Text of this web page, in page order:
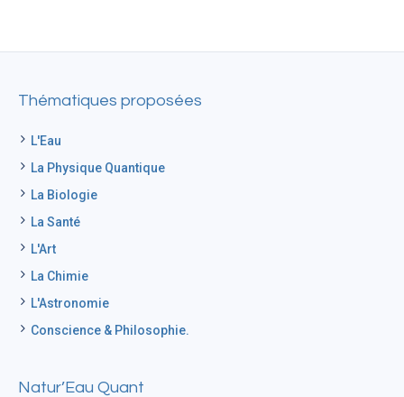
Thématiques proposées
L'Eau
La Physique Quantique
La Biologie
La Santé
L'Art
La Chimie
L'Astronomie
Conscience & Philosophie.
Natur’Eau Quant